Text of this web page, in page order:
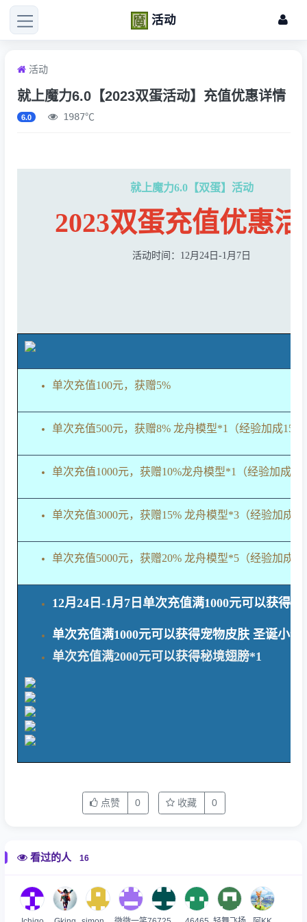
活动
活动
就上魔力6.0【2023双蛋活动】充值优惠详情
6.0 1987℃
就上魔力6.0【双蛋】活动
2023双蛋充值优惠
活动时间：12月24日-1月7日
单次充值100元，获赠5%
单次充值500元，获赠8% 龙舟模型*1（经验加成
单次充值1000元，获赠10%龙舟模型*1（经验加成
单次充值3000元，获赠15% 龙舟模型*3（经验加成
单次充值5000元，获赠20% 龙舟模型*5（经验加成
12月24日-1月7日单次充值满1000元可以获得
单次充值满1000元可以获得宠物皮肤 圣诞小仓
单次充值满2000元可以获得秘境翅膀*1
点赞 0 收藏 0
看过的人 16